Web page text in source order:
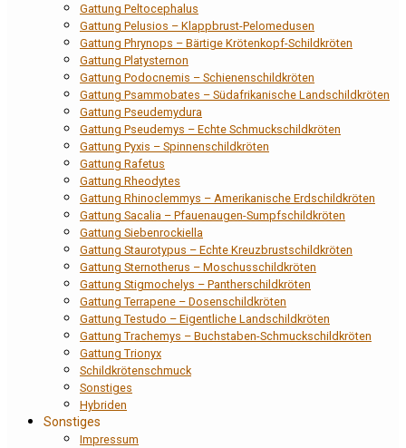
Gattung Peltocephalus
Gattung Pelusios – Klappbrust-Pelomedusen
Gattung Phrynops – Bärtige Krötenkopf-Schildkröten
Gattung Platysternon
Gattung Podocnemis – Schienenschildkröten
Gattung Psammobates – Südafrikanische Landschildkröten
Gattung Pseudemydura
Gattung Pseudemys – Echte Schmuckschildkröten
Gattung Pyxis – Spinnenschildkröten
Gattung Rafetus
Gattung Rheodytes
Gattung Rhinoclemmys – Amerikanische Erdschildkröten
Gattung Sacalia – Pfauenaugen-Sumpfschildkröten
Gattung Siebenrockiella
Gattung Staurotypus – Echte Kreuzbrustschildkröten
Gattung Sternotherus – Moschusschildkröten
Gattung Stigmochelys – Pantherschildkröten
Gattung Terrapene – Dosenschildkröten
Gattung Testudo – Eigentliche Landschildkröten
Gattung Trachemys – Buchstaben-Schmuckschildkröten
Gattung Trionyx
Schildkrötenschmuck
Sonstiges
Hybriden
Sonstiges
Impressum